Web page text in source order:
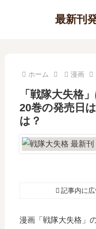
最新刊
ホーム 漫画
「戦隊大失格
20巻の発売日
は？
記事内に広
漫画「戦隊大失格」